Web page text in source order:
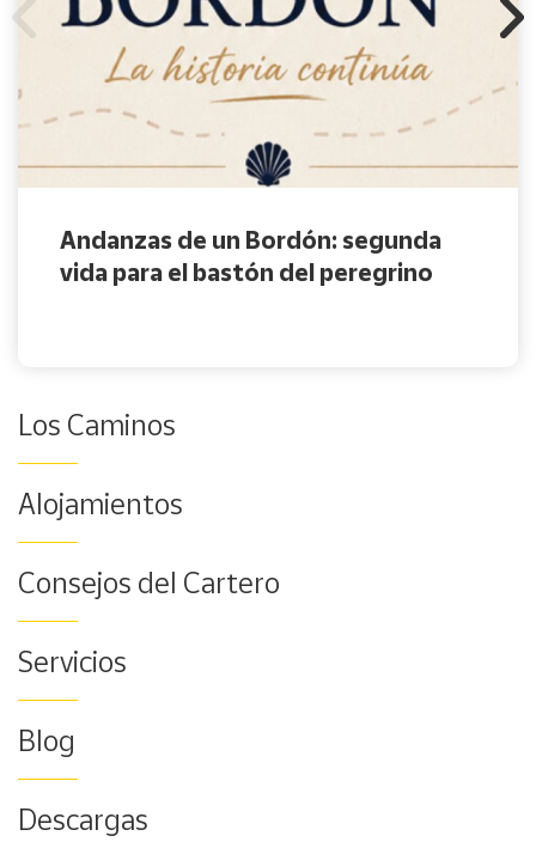
Andanzas de un Bordón: segunda
vida para el bastón del peregrino
Los Caminos
Alojamientos
Consejos del Cartero
Servicios
Blog
Descargas